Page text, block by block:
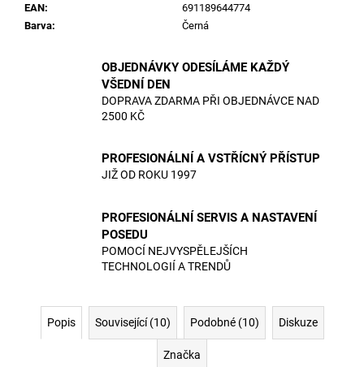
EAN:
691189644774
Barva: Černá
OBJEDNÁVKY ODESÍLÁME KAŽDÝ
VŠEDNÍ DEN
DOPRAVA ZDARMA PŘI OBJEDNÁVCE NAD
2500 KČ
PROFESIONÁLNÍ A VSTŘÍCNÝ PŘÍSTUP
JIŽ OD ROKU 1997
PROFESIONÁLNÍ SERVIS A NASTAVENÍ
POSEDU
POMOCÍ NEJVYSPĚLEJŠÍCH
TECHNOLOGIÍ A TRENDŮ
Popis Související (10) Podobné (10) Diskuze
Značka